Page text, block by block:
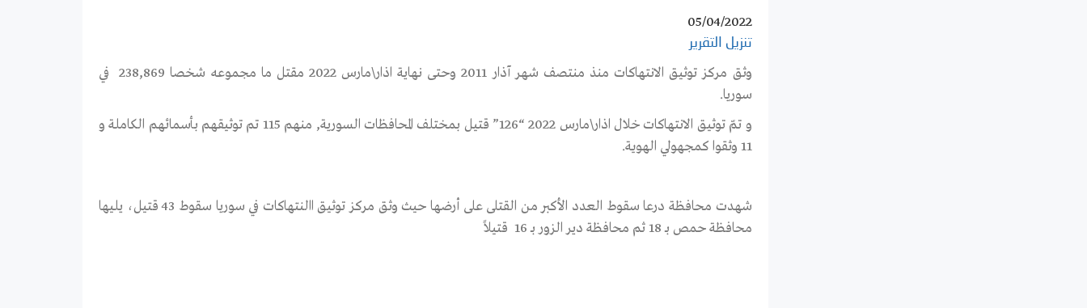
05/04/2022
تنزيل التقرير
وثق مركز توثيق الانتهاكات منذ منتصف شهر آذار 2011 وحتى نهاية اذار\مارس 2022 مقتل ما مجموعه شخصا 238,869 في
سوريا.
و تمّ توثيق الانتهاكات خلال اذار\مارس 2022 “126” قتيل بمختلف المحافظات السورية, منهم 115 تم توثيقهم بأسمائهم الكاملة و
11 وثقوا كمجهولي الهوية.
شهدت محافظة درعا سقوط العدد الأكبر من القتلى على أرضها حيث وثق مركز توثيق االنتهاكات في سوريا سقوط 43 قتيل، يليها
محافظة حمص بـ 18 ثم محافظة دير الزور بـ 16 قتيلاً